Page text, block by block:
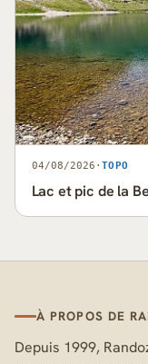
04/08/2026 · TOPO
Lac et pic de la
À PROPOS DE
Depuis 1999,